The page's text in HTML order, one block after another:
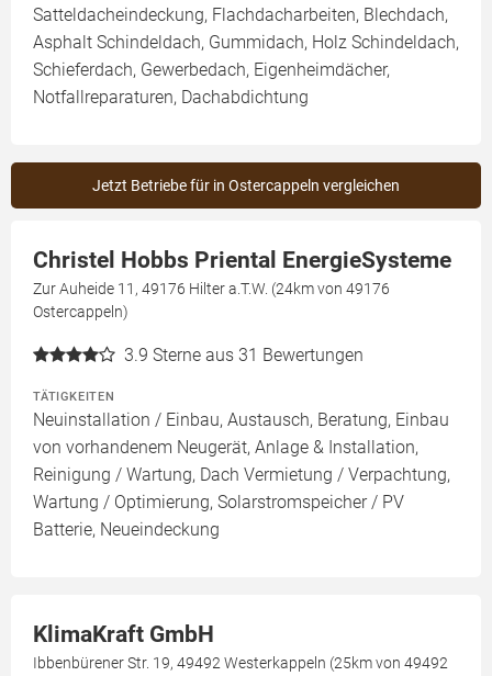
Satteldacheindeckung, Flachdacharbeiten, Blechdach,
Asphalt Schindeldach, Gummidach, Holz Schindeldach,
Schieferdach, Gewerbedach, Eigenheimdächer,
Notfallreparaturen, Dachabdichtung
Jetzt Betriebe für in Ostercappeln vergleichen
Christel Hobbs Priental EnergieSysteme
Zur Auheide 11, 49176 Hilter a.T.W. (24km von 49176
Ostercappeln)
3.9 Sterne aus 31 Bewertungen
TÄTIGKEITEN
Neuinstallation / Einbau, Austausch, Beratung, Einbau
von vorhandenem Neugerät, Anlage & Installation,
Reinigung / Wartung, Dach Vermietung / Verpachtung,
Wartung / Optimierung, Solarstromspeicher / PV
Batterie, Neueindeckung
KlimaKraft GmbH
Ibbenbürener Str. 19, 49492 Westerkappeln (25km von 49492